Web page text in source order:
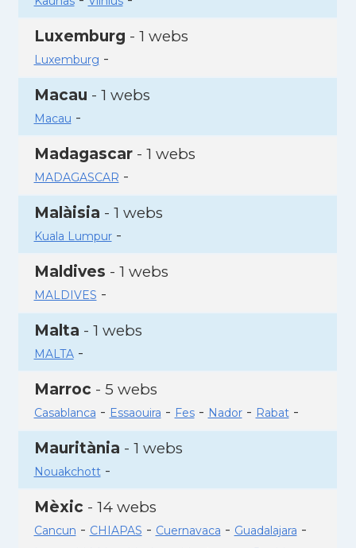
Luxemburg - 1 webs
Luxemburg -
Macau - 1 webs
Macau -
Madagascar- 1 webs
MADAGASCAR -
Malàisia - 1 webs
Kuala Lumpur-
Maldives - 1 webs
MALDIVES -
Malta - 1 webs
MALTA-
Marroc - 5 webs
Casablanca - Essaouira - Fes- Nador- Rabat-
Mauritània - 1 webs
Nouakchott-
Mèxic - 14 webs
Cancun - CHIAPAS - Cuernavaca - Guadalajara -